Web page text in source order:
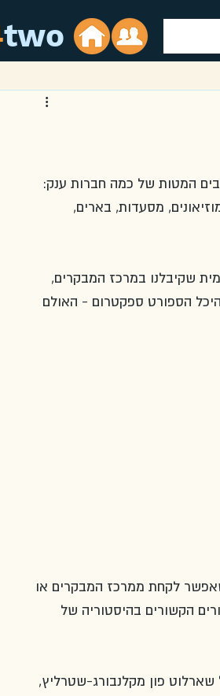
two
המטות של כמה חברות ענק:
מסעדות, בארים,
שקיבלנו במרכז המבקרים,
הספורט ספקטרום - האולם
לקחת ממרכז המבקרים או
הקשורים בהיסטוריה של
פון מקלנבורג-שטרליץ,